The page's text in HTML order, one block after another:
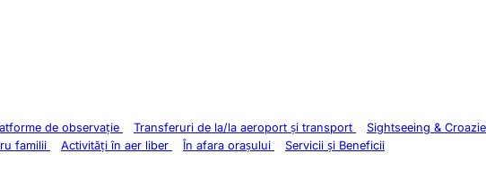
de observație Transferuri de la/la aeroport și transport Sightseeing &
familii Activități în aer liber În afara orașului Servicii și Beneficii